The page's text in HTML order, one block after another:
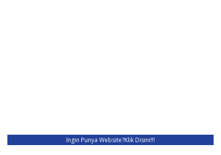
Ingin Punya Website?Klik Disini!!!